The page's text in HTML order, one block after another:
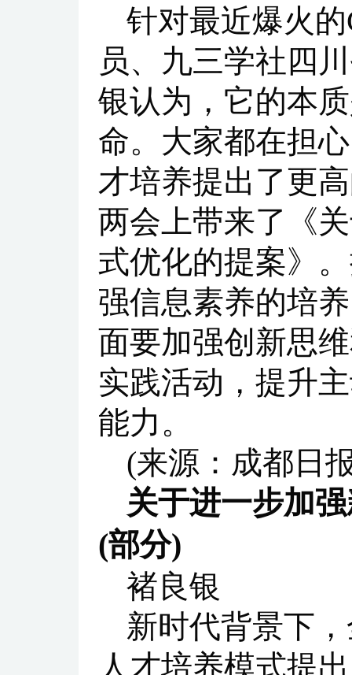
针对最近爆火
员、九三学社四
银认为，它的本
命。大家都在担
才培养提出了更
两会上带来了《
式优化的提案》
强信息素养的培
面要加强创新思
实践活动，提升
能力。
(来源：成都日
关于进一步加
(部分)
褚良银
新时代背景下
人才培养模式提